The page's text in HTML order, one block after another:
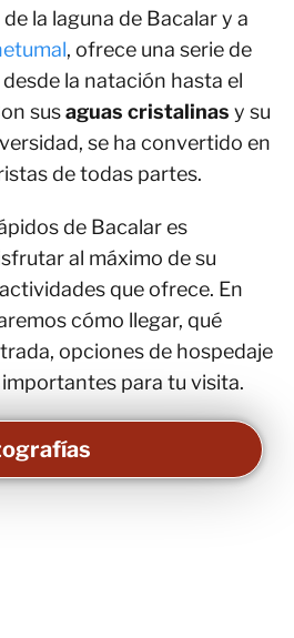
la laguna de Bacalar y a
, ofrece una serie de
la natación hasta el
susaguas cristalinas y su
se ha convertido en
de todas partes.
de Bacalar es
al máximo de su
que ofrece. En
cómo llegar, qué
opciones de hospedaje
para tu visita.